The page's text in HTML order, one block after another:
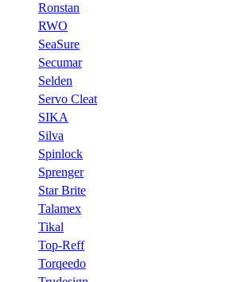
Ronstan
RWO
SeaSure
Secumar
Selden
Servo Cleat
SIKA
Silva
Spinlock
Sprenger
Star Brite
Talamex
Tikal
Top-Reff
Torqeedo